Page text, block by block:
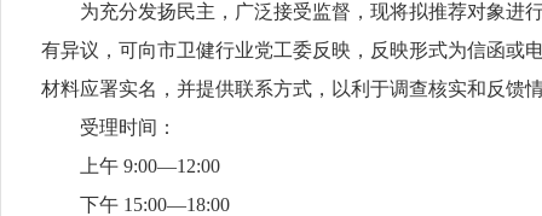
为充分发扬民主，广泛接受监督，现将拟推荐对象进行
有异议，可向市卫健行业党工委反映，反映形式为信函或
材料应署实名，并提供联系方式，以利于调查核实和反馈
受理时间：
上午 9:00—12:00
下午 15:00—18:00